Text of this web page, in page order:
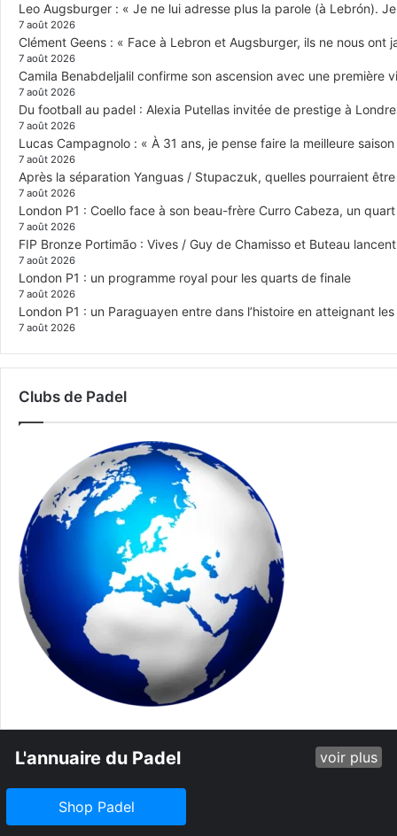
Leo Augsburger : « Je ne lui adresse plus la parole (à Lebrón).
7 août 2026
Clément Geens : « Face à Lebron et Augsburger, ils ne nous ont
7 août 2026
Camila Benabdeljalil confirme son ascension avec une première
7 août 2026
Du football au padel : Alexia Putellas invitée de prestige à
7 août 2026
Lucas Campagnolo : « À 31 ans, je pense faire la meilleure
7 août 2026
Après la séparation Yanguas / Stupaczuk, quelles pourraient
7 août 2026
London P1 : Coello face à son beau-frère Curro Cabeza, un
7 août 2026
FIP Bronze Portimão : Vives / Guy de Chamisso et Buteau
7 août 2026
London P1 : un programme royal pour les quarts de finale
7 août 2026
London P1 : un Paraguayen entre dans l’histoire en atteignant
7 août 2026
Clubs de Padel
L'annuaire du Padel voir plus
Shop Padel